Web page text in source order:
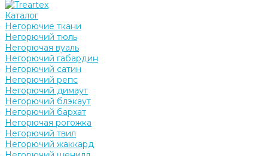
Каталог
Негорючие ткани
Негорючий тюль
Негорючая вуаль
Негорючий габардин
Негорючий сатин
Негорючий репс
Негорючий димаут
Негорючий блэкаут
Негорючий бархат
Негорючая рогожка
Негорючий твил
Негорючий жаккард